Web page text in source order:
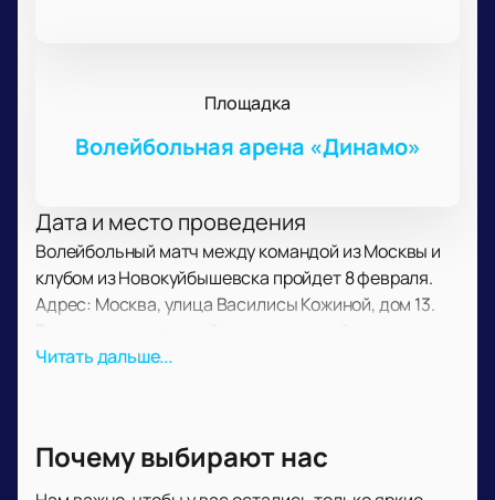
Площадка
Волейбольная арена «Динамо»
Дата и место проведения
Волейбольный матч между командой из Москвы и
клубом из Новокуйбышевска пройдет 8 февраля.
Адрес: Москва, улица Василисы Кожиной, дом 13.
О событии и площадке
основанный в 1993 году. Арена вмещает 3500
зрителей. Здесь проходят спортивные матчи, для
болельщиков созданы удобные условия. На матче
Читать дальше...
Почему выбирают нас